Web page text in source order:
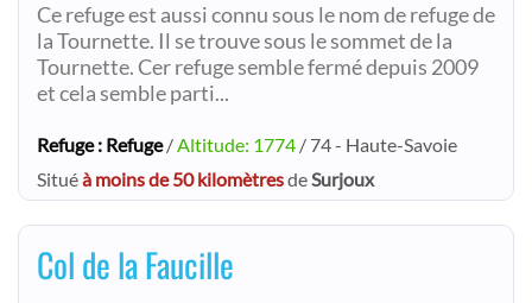
Ce refuge est aussi connu sous le nom de refuge de
la Tournette. Il se trouve sous le sommet de la
Tournette. Cer refuge semble fermé depuis 2009
et cela semble parti...
Refuge : Refuge/ Altitude: 1774 / 74 - Haute-Savoie
Situéà moins de 50 kilomètresde Surjoux
Col de la Faucille